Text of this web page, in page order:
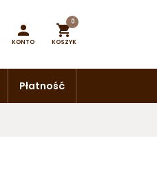

KONTO

0
KOSZYK
Płatność